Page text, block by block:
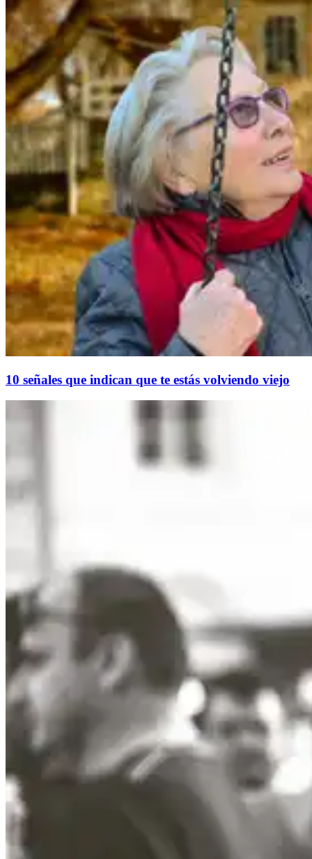
10 señales que indican que te estás volviendo viejo